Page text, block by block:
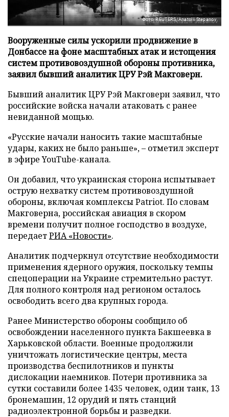
Фото: REUTERS/Anatolii Stepanov
Вооруженные силы ускорили продвижение в
Донбассе на фоне масштабных атак и истощения
систем противовоздушной обороны противника,
заявил бывший аналитик ЦРУ Рэй Макговерн.
Бывший аналитик ЦРУ Рэй Макговерн заявил, что
российские войска начали атаковать с ранее
невиданной мощью.
«Русские начали наносить такие масштабные
удары, каких не было раньше», – отметил эксперт
в эфире YouTube-канала.
Он добавил, что украинская сторона испытывает
острую нехватку систем противовоздушной
обороны, включая комплексы Patriot. По словам
Макговерна, российская авиация в скором
времени получит полное господство в воздухе,
передаетРИА «Новости».
Аналитик подчеркнул отсутствие необходимости
применения ядерного оружия, поскольку темпы
спецоперации на Украине стремительно растут.
Для полного контроля над регионом осталось
освободить всего два крупных города.
Ранее Министерство обороны сообщило об
освобождении населенного пункта Бакшеевка в
Харьковской области. Военные продолжили
уничтожать логистические центры, места
производства беспилотников и пункты
дислокации наемников. Потери противника за
сутки составили более 1435 человек, один танк, 13
бронемашин, 12 орудий и пять станций
радиоэлектронной борьбы и разведки.